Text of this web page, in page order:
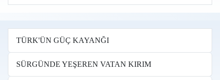
TÜRK'ÜN GÜÇ KAYANĞI
SÜRGÜNDE YEŞEREN VATAN KIRIM